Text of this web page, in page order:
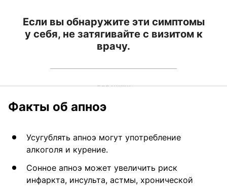
Если вы обнаружите эти симптомы
у себя, не затягивайте с визитом к
врачу.
Факты об апноэ
Усугублять апноэ могут употребление
алкоголя и курение.
Сонное апноэ может увеличить риск
инфаркта, инсульта, астмы, хронической